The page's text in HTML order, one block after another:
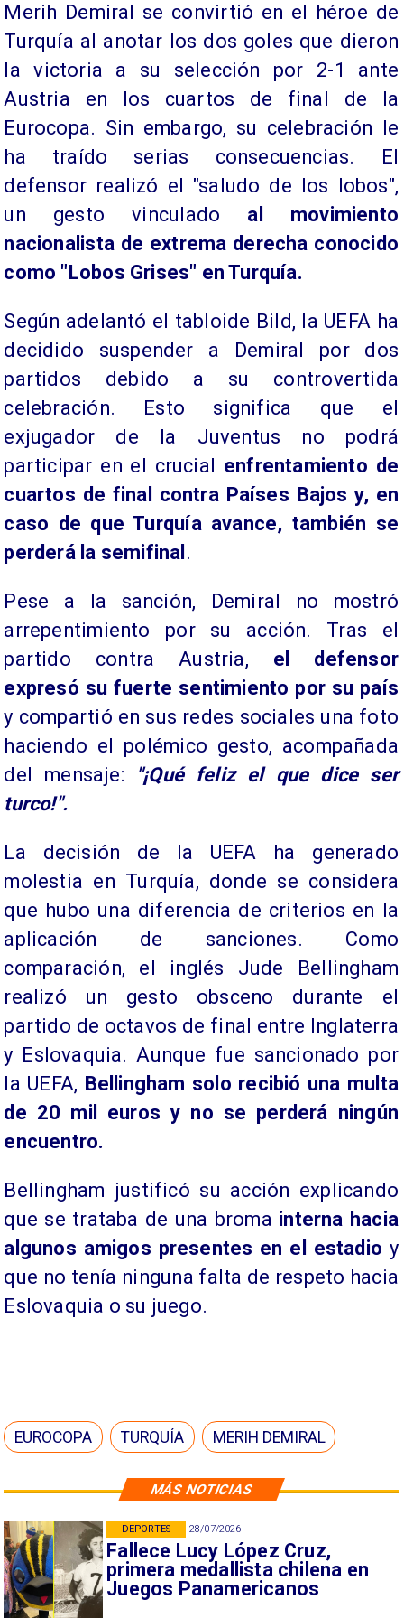
MÁS NOTICIAS
28/07/2026
Fallece Lucy López Cruz,
primera medallista chilena en
Juegos Panamericanos
DEPORTES
Merih Demiral se convirtió en el héroe de
Turquía al anotar los dos goles que dieron
la victoria a su selección por 2-1 ante
Austria en los cuartos de final de la
Eurocopa. Sin embargo, su celebración le
ha traído serias consecuencias. El
defensor realizó el "saludo de los lobos",
un gesto vinculado al movimiento
nacionalista de extrema derecha conocido
como "Lobos Grises" en Turquía.
Según adelantó el tabloide Bild, la UEFA ha
decidido suspender a Demiral por dos
partidos debido a su controvertida
celebración. Esto significa que el
exjugador de la Juventus no podrá
participar en el crucial enfrentamiento de
cuartos de final contra Países Bajos y, en
caso de que Turquía avance, también se
perderá la semifinal .
Pese a la sanción, Demiral no mostró
arrepentimiento por su acción. Tras el
partido contra Austria, el defensor
expresó su fuerte sentimiento por su país
y compartió en sus redes sociales una foto
haciendo el polémico gesto, acompañada
del mensaje:
"¡Qué feliz el que dice ser
turco!".
La decisión de la UEFA ha generado
molestia en Turquía, donde se considera
que hubo una diferencia de criterios en la
aplicación de sanciones. Como
comparación, el inglés Jude Bellingham
realizó un gesto obsceno durante el
partido de octavos de final entre Inglaterra
y Eslovaquia. Aunque fue sancionado por
la UEFA, Bellingham solo recibió una multa
de 20 mil euros y no se perderá ningún
encuentro.
Bellingham justificó su acción explicando
que se trataba de una broma interna hacia
algunos amigos presentes en el estadio y
que no tenía ninguna falta de respeto hacia
Eslovaquia o su juego.
EUROCOPA TURQUÍA MERIH DEMIRAL